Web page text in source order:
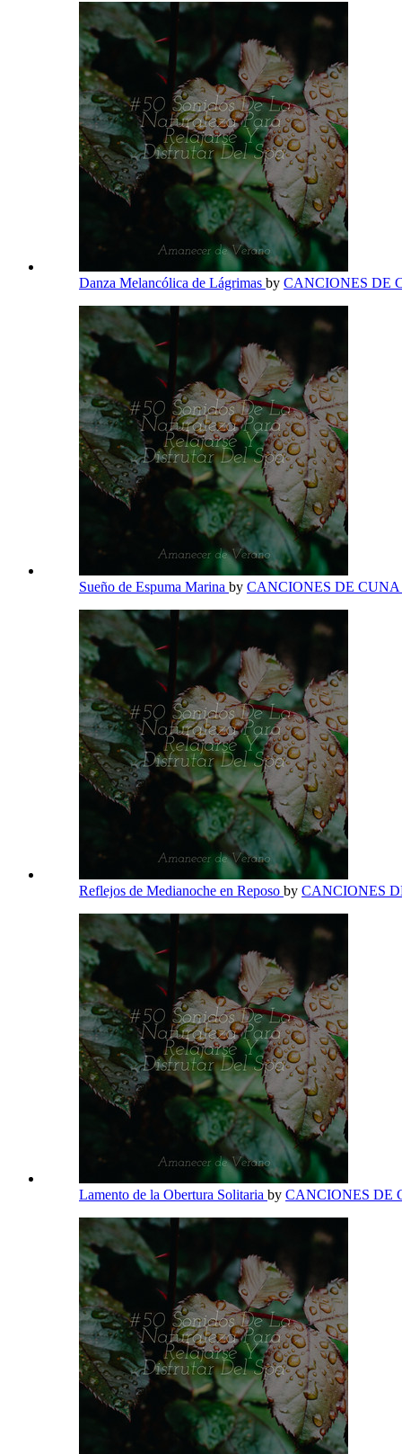
Danza Melancólica de Lágrimas by CANCIONES DE
Sueño de Espuma Marina by CANCIONES DE CUNA
Reflejos de Medianoche en Reposo by CANCIONES
Lamento de la Obertura Solitaria by CANCIONES DE